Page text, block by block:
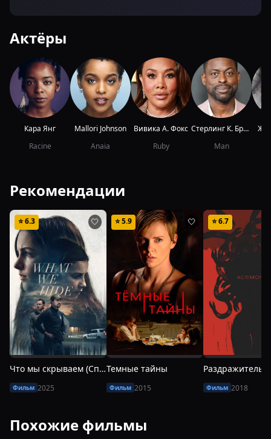
Актёры
Кара Янг
Racine
Mallori Johnson
Anaia
Вивика А. Фокс
Ruby
Стерлинг К. Браун
Man
Рекомендации
⭐6.3 🤍
Что мы скрываем (Спайдер и Джесси)
Фильм 2025
⭐5.9 🤍
Темные тайны
Фильм 2015
⭐6.7
Фильм 2018
Похожие фильмы